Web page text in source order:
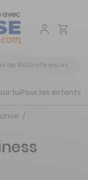
Aller
luiPour les enfants